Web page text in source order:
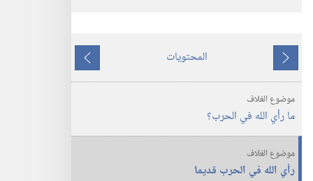
المراقبة
ما
في
ما
يسبق
المحتويات
ما
يلي
موضوع الغلاف
ما رأي الله في الحرب؟‏
موضوع الغلاف
رأي الله في الحرب قديما